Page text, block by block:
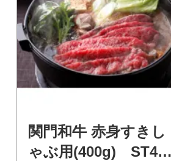
関門和牛 赤身すきし
ゃぶ用(400g) ST47-